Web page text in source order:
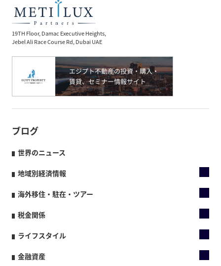
19TH Floor, Damac Executive Heights,
Jebel Ali Race Course Rd, Dubai UAE
ブログ
世界のニュース
地域別経済情報
海外移住・駐在・ツアー
税金関係
ライフスタイル
金融資産